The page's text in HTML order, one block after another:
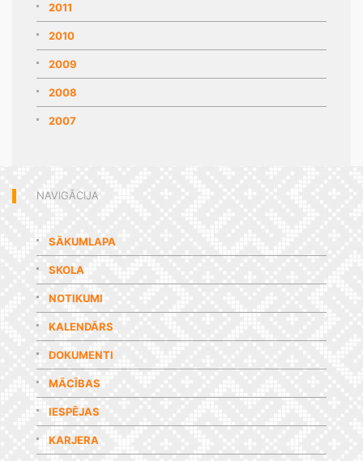
2011
2010
2009
2008
2007
NAVIGĀCIJA
SĀKUMLAPA
SKOLA
NOTIKUMI
KALENDĀRS
DOKUMENTI
MĀCĪBAS
IESPĒJAS
KARJERA